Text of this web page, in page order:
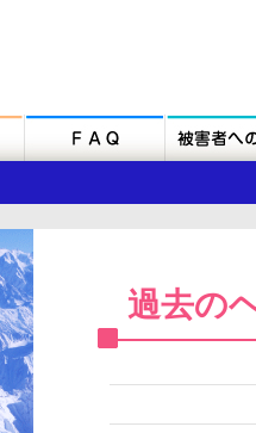
過去の